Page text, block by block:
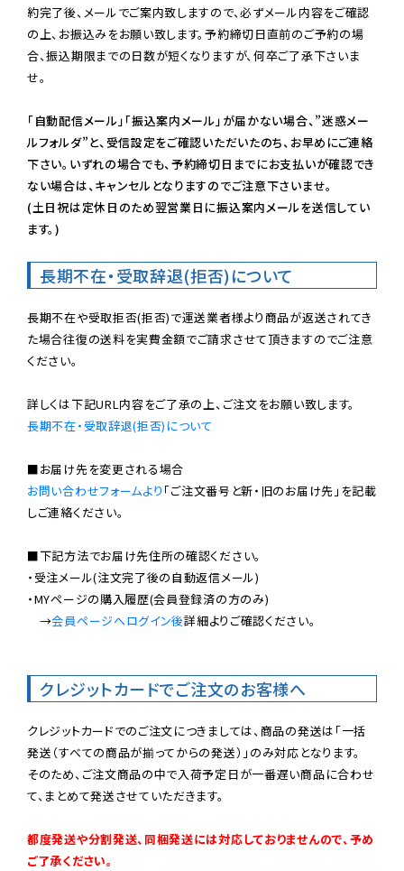
約完了後、メールでご案内致しますので、必ずメール内容をご確認
の上、お振込みをお願い致します。予約締切日直前のご予約の場
合、振込期限までの日数が短くなりますが、何卒ご了承下さいま
せ。
「自動配信メール」「振込案内メール」が届かない場合、”迷惑メー
ルフォルダ”と、受信設定をご確認いただいたのち、お早めにご連絡
下さい。いずれの場合でも、予約締切日までにお支払いが確認でき
ない場合は、キャンセルとなりますのでご注意下さいませ。
(土日祝は定休日のため翌営業日に振込案内メールを送信してい
ます。)
長期不在・受取辞退(拒否)について
長期不在や受取拒否(拒否)で運送業者様より商品が返送されてき
た場合往復の送料を実費金額でご請求させて頂きますのでご注意
ください。
長期不在・受取辞退(拒否)について
お問い合わせフォームより 「ご注文番号と新・旧のお届け先」を記載
しご連絡ください。
■下記方法でお届け先住所の確認ください。
・受注メール(注文完了後の自動返信メール)
・MYページの購入履歴(会員登録済の方のみ)
→会員ページへログイン後詳細よりご確認ください。
クレジットカードでご注文のお客様へ
クレジットカードでのご注文につきましては、商品の発送は「一括
発送（すべての商品が揃ってからの発送）」のみ対応となります。
そのため、ご注文商品の中で入荷予定日が一番遅い商品に合わせ
て、まとめて発送させていただきます。
都度発送や分割発送、同梱発送には対応しておりませんので、予め
ご了承ください。